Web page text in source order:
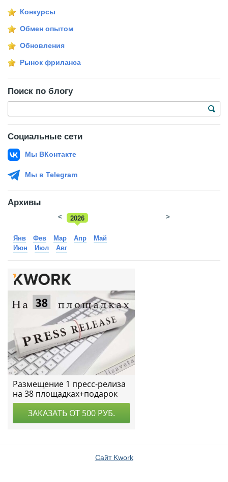
Конкурсы
Обмен опытом
Обновления
Рынок фриланса
Поиск по блогу
Социальные сети
Мы ВКонтакте
Мы в Telegram
Архивы
2026
2025
< >
Янв Фев Мар Апр
Май
Июн
Июл Авг
Сайт Kwork